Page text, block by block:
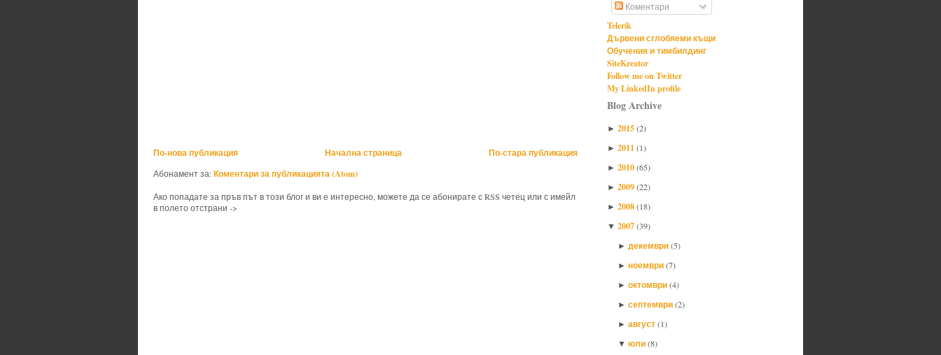
По-нова публикация По-стара публикация
Начална страница
Абонамент за:Коментари за публикацията (Atom)
Ако попадате за пръв път в този блог и ви е интересно, можете да се абонирате с RSS четец или с имейл
в полето отстрани ->
Коментари
Telerik
Дървени сглобяеми къщи
Обучения и тимбилдинг
SiteKreator
Follow me on Twitter
My LinkedIn profile
Blog Archive
► 2015(2)
► 2011(1)
► 2010(65)
► 2009(22)
► 2008(18)
▼ 2007(39)
► декември(5)
► ноември(7)
► октомври(4)
► септември(2)
► август(1)
▼ юли(8)